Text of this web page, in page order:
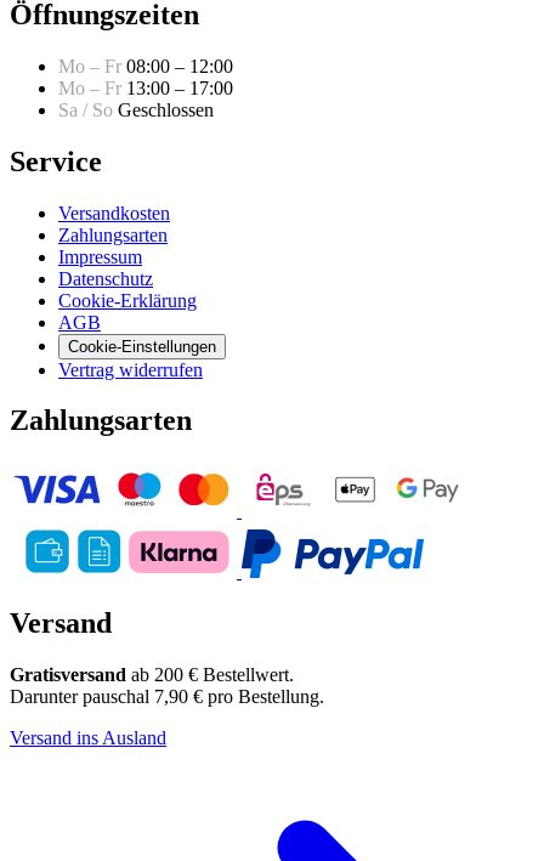
Öffnungszeiten
Mo – Fr 08:00 – 12:00
Mo – Fr 13:00 – 17:00
Sa / So Geschlossen
Service
Versandkosten
Zahlungsarten
Impressum
Datenschutz
Cookie-Erklärung
AGB
Cookie-Einstellungen
Vertrag widerrufen
Zahlungsarten
Versand
Gratisversand ab 200 € Bestellwert.
Darunter pauschal 7,90 € pro Bestellung.
Versand ins Ausland